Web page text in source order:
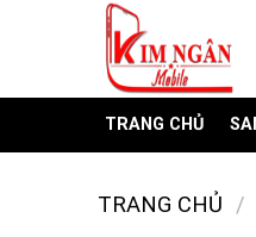
TRANG CHỦ
TRANG CHỦ /